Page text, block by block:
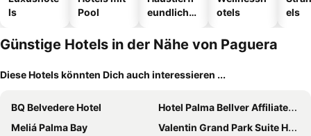
ls
Pool
eundliche
otels
els
Günstige Hotels in der Nähe von Paguera
Diese Hotels könnten Dich auch interessieren ...
BQ Belvedere Hotel
Hotel Palma Bellver Affiliated by Meliá
Meliá Palma Bay
Valentin Grand Park Suite Hotel